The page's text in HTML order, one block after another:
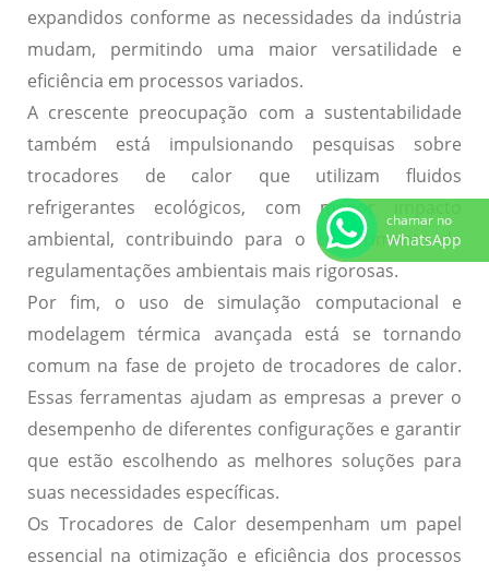
expandidos conforme as necessidades da indústria
mudam, permitindo uma maior versatilidade e
eficiência em processos variados.
A crescente preocupação com a sustentabilidade
também está impulsionando pesquisas sobre
trocadores de calor que utilizam fluidos
refrigerantes ecológicos, com menor impacto
ambiental, contribuindo para o cumprimento de
regulamentações ambientais mais rigorosas.
Por fim, o uso de simulação computacional e
modelagem térmica avançada está se tornando
comum na fase de projeto de trocadores de calor.
Essas ferramentas ajudam as empresas a prever o
desempenho de diferentes configurações e garantir
que estão escolhendo as melhores soluções para
suas necessidades específicas.
Os Trocadores de Calor desempenham um papel
essencial na otimização e eficiência dos processos
chamar no
WhatsApp